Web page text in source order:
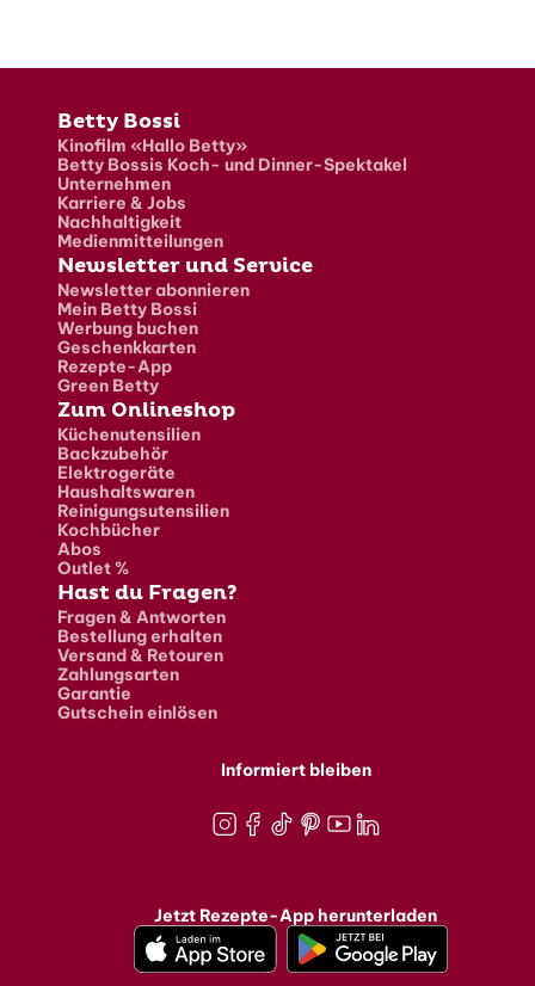
Fusszeile
Betty Bossi
Kinofilm «Hallo Betty»
Betty Bossis Koch- und Dinner-Spektakel
Unternehmen
Karriere & Jobs
Nachhaltigkeit
Medienmitteilungen
Newsletter und Service
Newsletter abonnieren
Mein Betty Bossi
Werbung buchen
Geschenkkarten
Rezepte-App
Green Betty
Zum Onlineshop
Küchenutensilien
Backzubehör
Elektrogeräte
Haushaltswaren
Reinigungsutensilien
Kochbücher
Abos
Outlet %
Hast du Fragen?
Fragen & Antworten
Bestellung erhalten
Versand & Retouren
Zahlungsarten
Garantie
Gutschein einlösen
Informiert bleiben
Jetzt Rezepte-App herunterladen